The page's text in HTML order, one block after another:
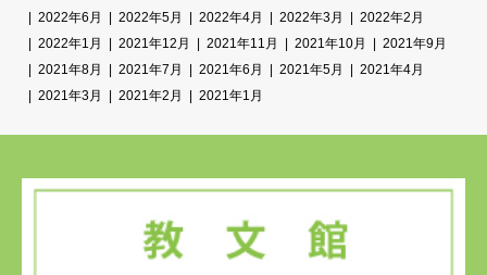
2022年6月
2022年5月 2022年4月 2022年3月
2022年2月
2022年1月
2021年12月 2021年11月 2021年10月
2021年9月
2021年8月
2021年7月 2021年6月 2021年5月
2021年4月
2021年3月
2021年2月 2021年1月